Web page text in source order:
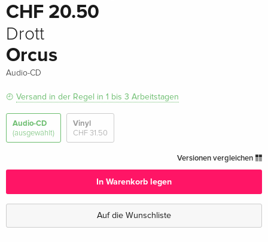
CHF 20.50
Drott
Orcus
Audio-CD
Versand in der Regel in 1 bis 3 Arbeitstagen
Audio-CD
(ausgewählt)
Vinyl
CHF 31.50
Versionen vergleichen
In Warenkorb legen
Auf die Wunschliste